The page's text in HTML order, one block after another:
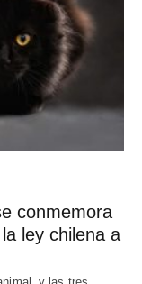
conmemora
ley chilena a